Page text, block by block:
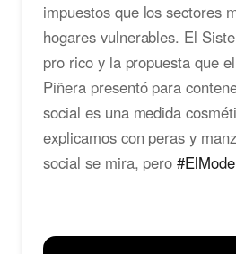
impuestos que los sectores
hogares vulnerables. El
pro rico y la propuesta que
Piñera presentó para
social es una medida
explicamos con peras y
social se mira, pero